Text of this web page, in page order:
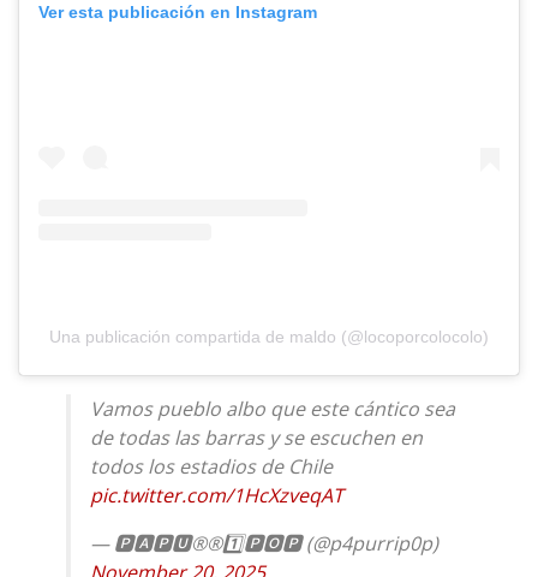
Ver esta publicación en Instagram
Una publicación compartida de maldo (@locoporcolocolo)
Vamos pueblo albo que este cántico sea
de todas las barras y se escuchen en
todos los estadios de Chile
pic.twitter.com/1HcXzveqAT
— 🅿️🅰️🅿️🆄®️®️1️⃣🅿️🅾️🅿️ (@p4purrip0p)